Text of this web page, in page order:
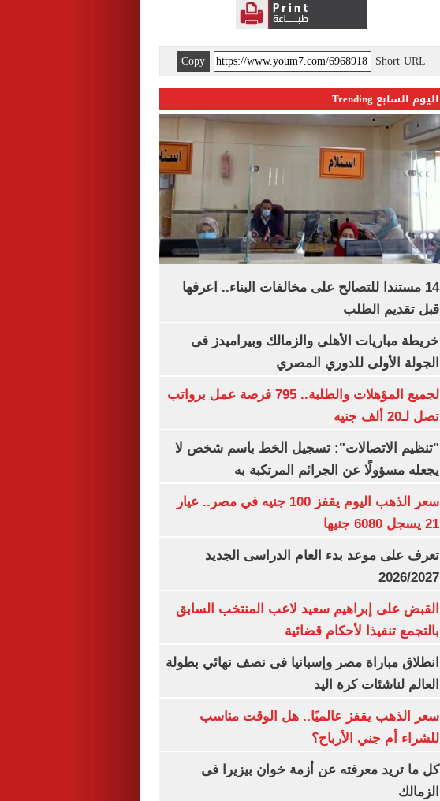
Short URL
Copy
اليوم السابع Trending
14 مستندا للتصالح على مخالفات البناء.. اعرفها
قبل تقديم الطلب
خريطة مباريات الأهلى والزمالك وبيراميدز فى
الجولة الأولى للدوري المصري
لجميع المؤهلات والطلبة.. 795 فرصة عمل برواتب
تصل لـ20 ألف جنيه
"تنظيم الاتصالات": تسجيل الخط باسم شخص لا
يجعله مسؤولًا عن الجرائم المرتكبة به
سعر الذهب اليوم يقفز 100 جنيه في مصر.. عيار
21 يسجل 6080 جنيها
تعرف على موعد بدء العام الدراسى الجديد
2026/2027
القبض على إبراهيم سعيد لاعب المنتخب السابق
بالتجمع تنفيذا لأحكام قضائية
انطلاق مباراة مصر وإسبانيا فى نصف نهائي بطولة
العالم لناشئات كرة اليد
سعر الذهب يقفز عالميًا.. هل الوقت مناسب
للشراء أم جني الأرباح؟
كل ما تريد معرفته عن أزمة خوان بيزيرا فى
الزمالك